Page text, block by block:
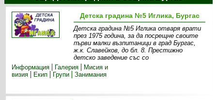
Детска градина №5 Иглика, Бургас
Детска градина №5 Иглика отваря врати
през 1975 година, за да посрещне своите
първи малки възпитаници в град Бургас,
ж.к. Славейков, до бл. 8. Престижно
детско заведение със со
Информация
Галерия
Мисия и
визия
Екип Групи Занимания